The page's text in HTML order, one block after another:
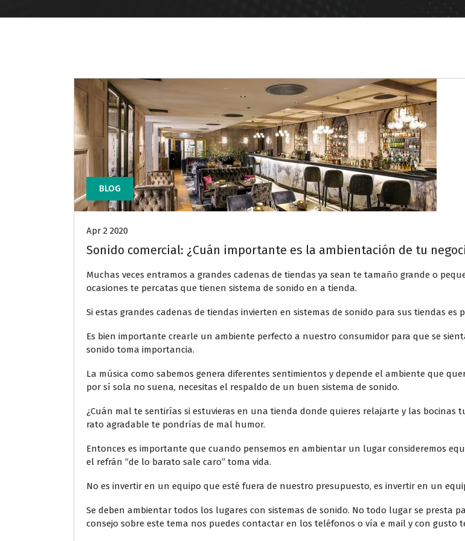
BLOG
Apr 2 2020
Sonido comercial: ¿Cuán importante es la ambientación de tu
Muchas veces entramos a grandes cadenas de tiendas ya sean te tamaño grande o
ocasiones te percatas que tienen sistema de sonido en a tienda.
Si estas grandes cadenas de tiendas invierten en sistemas de sonido para sus tiendas
Es bien importante crearle un ambiente perfecto a nuestro consumidor para que se
sonido toma importancia.
La música como sabemos genera diferentes sentimientos y depende el ambiente que
por sí sola no suena, necesitas el respaldo de un buen sistema de sonido.
¿Cuán mal te sentirías si estuvieras en una tienda donde quieres relajarte y las bocinas
rato agradable te pondrías de mal humor.
Entonces es importante que cuando pensemos en ambientar un lugar consideremos
el refrán “de lo barato sale caro” toma vida.
No es invertir en un equipo que esté fuera de nuestro presupuesto, es invertir en un
Se deben ambientar todos los lugares con sistemas de sonido. No todo lugar se presta
consejo sobre este tema nos puedes contactar en los teléfonos o vía e mail y con gusto